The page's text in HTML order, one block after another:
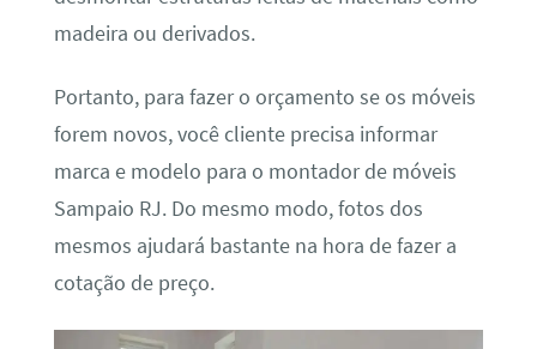
madeira ou derivados.
Portanto, para fazer o orçamento se os móveis
forem novos, você cliente precisa informar
marca e modelo para o montador de móveis
Sampaio RJ. Do mesmo modo, fotos dos
mesmos ajudará bastante na hora de fazer a
cotação de preço.